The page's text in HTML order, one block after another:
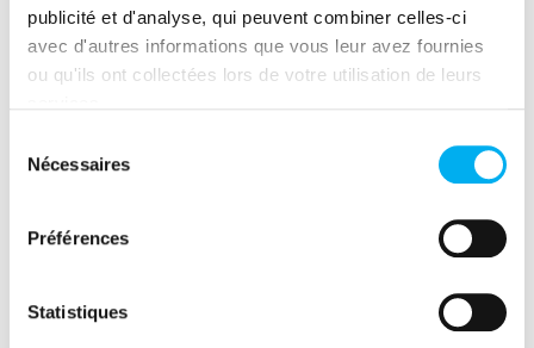
publicité et d'analyse, qui peuvent combiner celles-ci
avec d'autres informations que vous leur avez fournies
ou qu'ils ont collectées lors de votre utilisation de leurs
Nécessaires
Préférences
Statistiques
internationale
l’international. En 2024, 88% de ces entreprises
activité commerciale à l’étranger. Elles réalisent
35,6% de leurs revenus à l’international, soit 3,7